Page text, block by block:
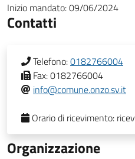
Inizio mandato:09/06/2024
Contatti
Telefono:0182766004
Fax:0182766004
info@comune.onzo.sv.it
Orario di ricevimento:
Organizzazione